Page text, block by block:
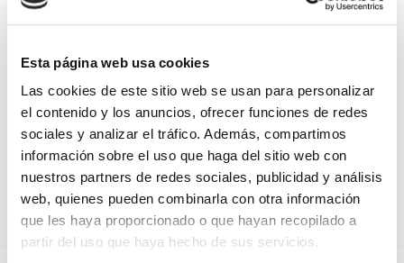
Esta página web usa cookies
Las cookies de este sitio web se usan para personalizar
el contenido y los anuncios, ofrecer funciones de redes
sociales y analizar el tráfico. Además, compartimos
información sobre el uso que haga del sitio web con
nuestros partners de redes sociales, publicidad y análisis
web, quienes pueden combinarla con otra información
que les haya proporcionado o que hayan recopilado a
partir del uso que haya hecho de sus servicios.
ECOWATERPROOF PAPER FOR
FLAMINGO